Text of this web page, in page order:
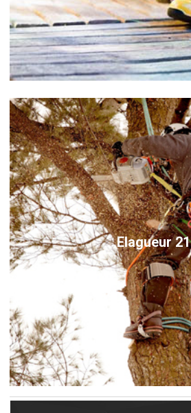
Elagueur 21